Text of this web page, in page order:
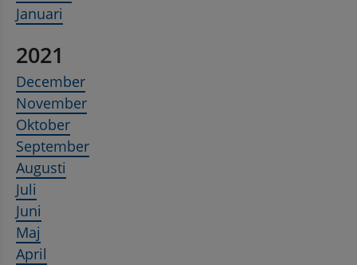
Januari
2021
December
November
Oktober
September
Augusti
Juli
Juni
Maj
April